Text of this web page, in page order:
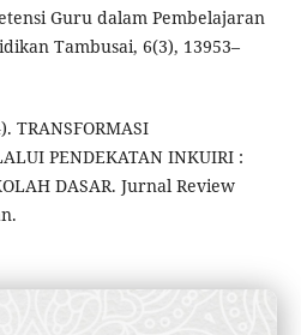
Guru dalam Pembelajaran
Tambusai, 6(3), 13953–
TRANSFORMASI
PENDEKATAN INKUIRI :
DASAR. Jurnal Review